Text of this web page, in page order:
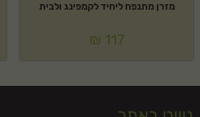
מזרן מתנפח ליחיד לקמפינג ולבית
₪ 117